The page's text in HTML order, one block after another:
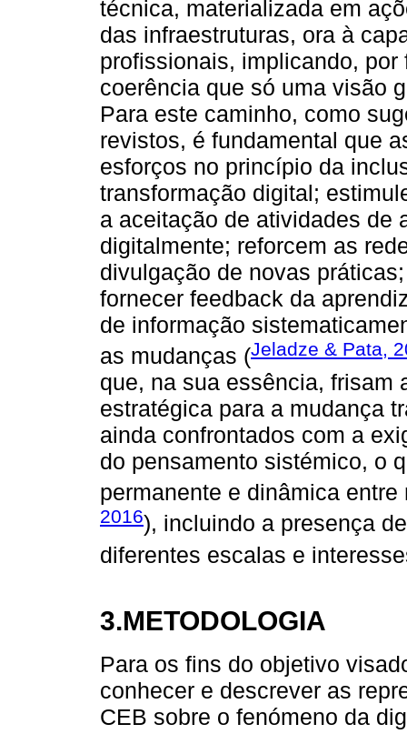
técnica, materializada em
das infraestruturas, ora à
profissionais, implicando,
coerência que só uma visão
Para este caminho, como
revistos, é fundamental que
esforços no princípio da
transformação digital;
a aceitação de atividades de
digitalmente; reforcem as
divulgação de novas
fornecer feedback da
de informação
as mudanças (Jeladze & Pata,
que, na sua essência, frisam
estratégica para a mudança
ainda confrontados com a
do pensamento sistémico, o
permanente e dinâmica
2016), incluindo a presença
diferentes escalas e
3.METODOLOGIA
Para os fins do objetivo
conhecer e descrever as
CEB sobre o fenómeno da